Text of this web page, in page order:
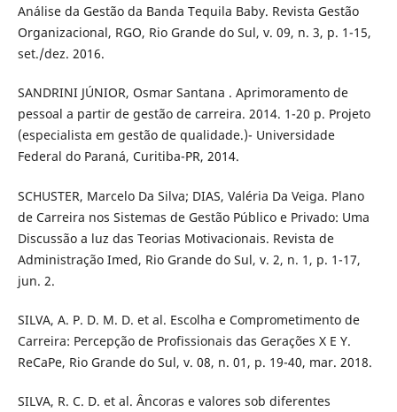
Análise da Gestão da Banda Tequila Baby. Revista Gestão
Organizacional, RGO, Rio Grande do Sul, v. 09, n. 3, p. 1-15,
set./dez. 2016.
SANDRINI JÚNIOR, Osmar Santana . Aprimoramento de
pessoal a partir de gestão de carreira. 2014. 1-20 p. Projeto
(especialista em gestão de qualidade.)- Universidade
Federal do Paraná, Curitiba-PR, 2014.
SCHUSTER, Marcelo Da Silva; DIAS, Valéria Da Veiga. Plano
de Carreira nos Sistemas de Gestão Público e Privado: Uma
Discussão a luz das Teorias Motivacionais. Revista de
Administração Imed, Rio Grande do Sul, v. 2, n. 1, p. 1-17,
jun. 2.
SILVA, A. P. D. M. D. et al. Escolha e Comprometimento de
Carreira: Percepção de Profissionais das Gerações X E Y.
ReCaPe, Rio Grande do Sul, v. 08, n. 01, p. 19-40, mar. 2018.
SILVA, R. C. D. et al. Âncoras e valores sob diferentes